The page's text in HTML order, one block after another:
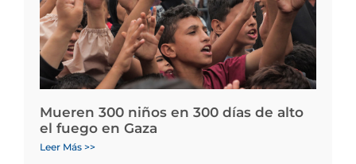
Mueren 300 niños en 300 días de alto
el fuego en Gaza
Leer Más >>